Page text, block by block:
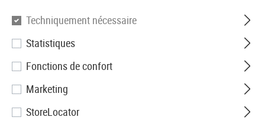
Race Gun Kit Blowback Co2
Techniquement nécessaire
Statistiques
Fonctions de confort
Marketing
StoreLocator